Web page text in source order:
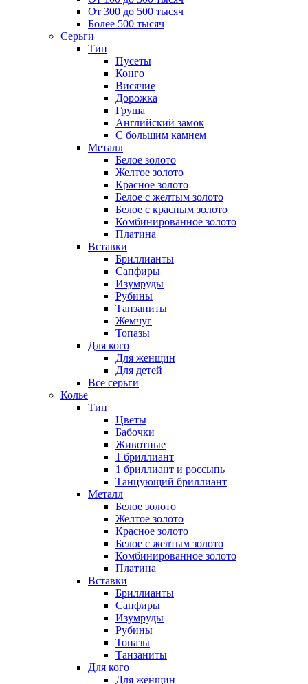
От 300 до 500 тысяч
Более 500 тысяч
Серьги
Тип
Пусеты
Конго
Висячие
Дорожка
Груша
Английский замок
С большим камнем
Металл
Белое золото
Желтое золото
Красное золото
Белое с желтым золото
Белое с красным золото
Комбинированное золото
Платина
Вставки
Бриллианты
Сапфиры
Изумруды
Рубины
Танзаниты
Жемчуг
Топазы
Для кого
Для женщин
Для детей
Все серьги
Колье
Тип
Цветы
Бабочки
Животные
1 бриллиант
1 бриллиант и россыпь
Танцующий бриллиант
Металл
Белое золото
Желтое золото
Красное золото
Белое с желтым золото
Комбинированное золото
Платина
Вставки
Бриллианты
Сапфиры
Изумруды
Рубины
Топазы
Танзаниты
Для кого
Для женщин